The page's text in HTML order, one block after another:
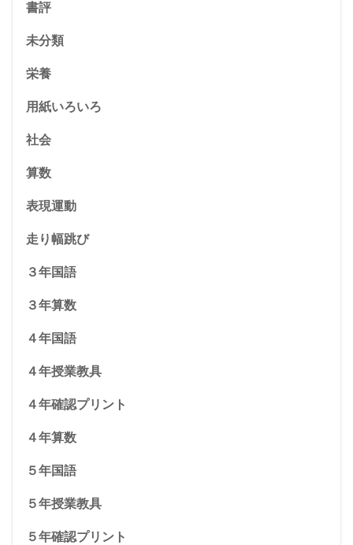
書評
未分類
栄養
用紙いろいろ
社会
算数
表現運動
走り幅跳び
３年国語
３年算数
４年国語
４年授業教具
４年確認プリント
４年算数
５年国語
５年授業教具
５年確認プリント